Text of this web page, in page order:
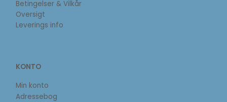
Betingelser & Vilkår
Oversigt
Leverings info
KONTO
Min konto
Adressebog